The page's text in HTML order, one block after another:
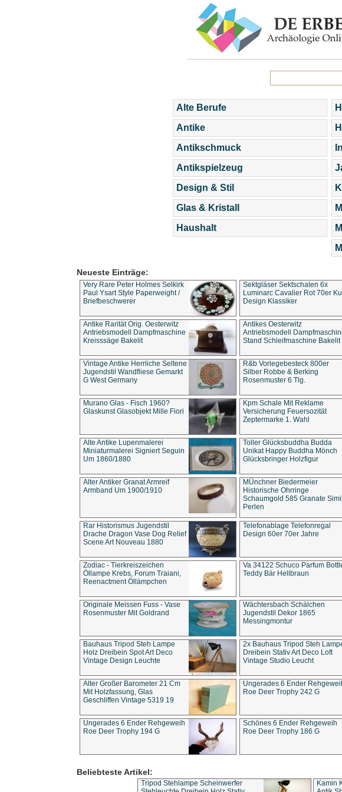
Alte Berufe
Antike
Antikschmuck
Antikspielzeug
Design & Stil
Glas & Kristall
Haushalt
Neueste Einträge:
Very Rare Peter Holmes Selkirk
Paul Ysart Style Paperweight /
Briefbeschwerer
Sektgläser Sektschalen 6x
Luminarc Cavalier Rot 70er
Design Klassiker
Antike Rarität Orig. Oesterwitz
Antriebsmodell Dampfmaschine
Kreisssäge Bakelit
Antikes Oesterwitz
Antriebsmodell
Stand Schleifmaschine Bakelit
Vintage Antike Herrliche Seltene
Jugendstil Wandfliese Gemarkt
G West Germany
R&b Vorlegebesteck 800er
Silber Robbe & Berking
Rosenmuster 6 Tlg.
Murano Glas - Fisch 1960?
Glaskunst Glasobjekt Mille Fiori
Kpm Schale Mit Reklame
Versicherung Feuersozität
Zeptermarke 1. Wahl
Alte Antike Lupenmalerei
Miniaturmalerei Signiert Seguin
Um 1860/1880
Toller Glücksbuddha Budda
Unikat Happy Buddha Mönch
Glücksbringer Holzfigur
Alter Antiker Granat Armreif
Armband Um 1900/1910
MÜnchner Biedermeier
Historische Ohrringe
Schaumgold 585 Granate
Perlen
Rar Historismus Jugendstil
Drache Dragon Vase Dog Relief
Scene Art Nouveau 1880
Telefonablage Telefonregal
Design 60er 70er Jahre
Zodiac - Tierkreiszeichen
Öllampe Krebs, Forum Traiani,
Reenactment Öllämpchen
Va 34122 Schuco Parfum
Teddy Bär Hellbraun
Originale Meissen Fuss - Vase
Rosenmuster Mit Goldrand
Wächtersbach Schälchen
Jugendstil Dekor 1865
Messingmontur
Bauhaus Tripod Steh Lampe
Holz Dreibein Spot Art Deco
Vintage Design Leuchte
2x Bauhaus Tripod Steh
Dreibein Stativ Art Deco Loft
Vintage Studio Leucht
Alter Großer Barometer 21 Cm
Mit Holzfassung, Glas
Geschliffen Vintage 5319 19
Ungerades 6 Ender
Roe Deer Trophy 242 G
Ungerades 6 Ender Rehgeweih
Roe Deer Trophy 194 G
Schönes 6 Ender Rehgeweih
Roe Deer Trophy 186 G
Beliebteste Artikel:
Tripod Stehlampe Scheinwerfer
Kamin